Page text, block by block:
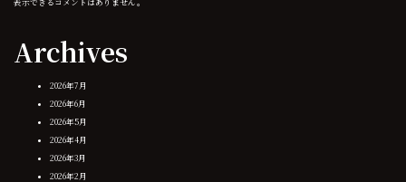
表示できるコメントはありません。
Archives
2026年7月
2026年6月
2026年5月
2026年4月
2026年3月
2026年2月